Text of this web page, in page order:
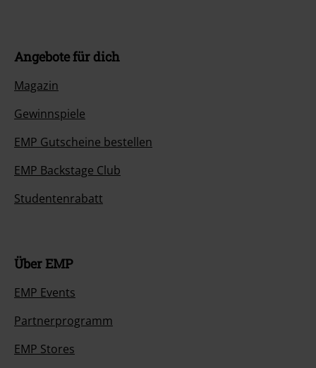
Angebote für dich
Magazin
Gewinnspiele
EMP Gutscheine bestellen
EMP Backstage Club
Studentenrabatt
Über EMP
EMP Events
Partnerprogramm
EMP Stores